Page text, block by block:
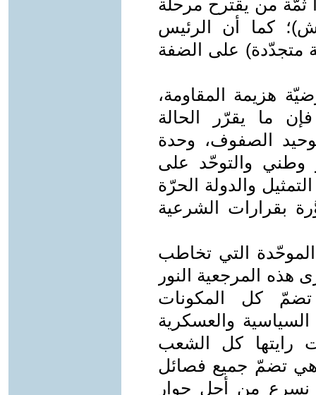
ثمّة من يقترح مرحلة
كما أن الرئيس
متجدّدة) على الضفة
هزيمة المقاومة،
ما يقرّر الحالة
الصفوف، وحدة
وطني والتوحّد على
والدولة الحرّة
بقرارات الشرعية
التي تخاطب
هذه المرجعية النور
كل المكونات
والعسكرية
رايتها كل الشعب
تضمّ جميع فصائل
نسرع من أجل حوار